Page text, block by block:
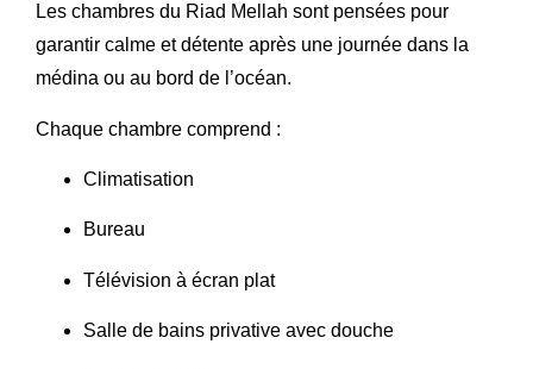
Les chambres du Riad Mellah sont pensées pour
garantir calme et détente après une journée dans la
médina ou au bord de l’océan.
Chaque chambre comprend :
Climatisation
Bureau
Télévision à écran plat
Salle de bains privative avec douche